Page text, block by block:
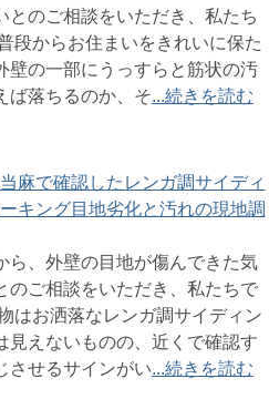
とのご相談をいただき、私たち
段からお住まいをきれいに保た
壁の一部にうっすらと筋状の汚
ば落ちるのか、そ...続きを読む
麻で確認したレンガ調サイディ
キング目地劣化と汚れの現地調
ら、外壁の目地が傷んできた気
のご相談をいただき、私たちで
はお洒落なレンガ調サイディン
見えないものの、近くで確認す
させるサインがい...続きを読む